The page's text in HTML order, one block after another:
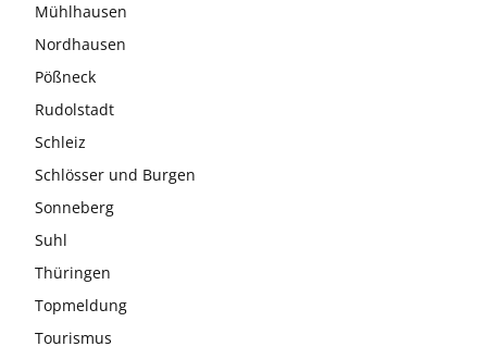
Mühlhausen
Nordhausen
Pößneck
Rudolstadt
Schleiz
Schlösser und Burgen
Sonneberg
Suhl
Thüringen
Topmeldung
Tourismus